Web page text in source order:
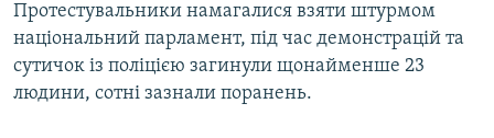
ДОЛУЧАЙСЯ!
Протестувальники намагалися взяти штурмом
національний парламент, під час демонстрацій та
сутичок із поліцією загинули щонайменше 23
людини, сотні зазнали поранень.